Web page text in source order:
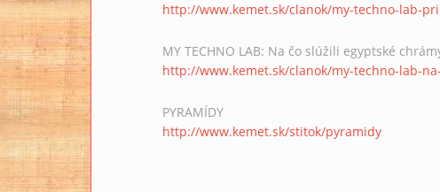
http://www.kemet.sk/clanok/my-techno-lab-
MY TECHNO LAB: Na čo slúžili egyptské
http://www.kemet.sk/clanok/my-techno-lab-
PYRAMÍDY
http://www.kemet.sk/stitok/pyramidy